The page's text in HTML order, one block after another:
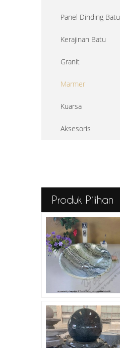
Panel Dinding Batu
Kerajinan Batu
Granit
Marmer
Kuarsa
Aksesoris
Produk Pilihan